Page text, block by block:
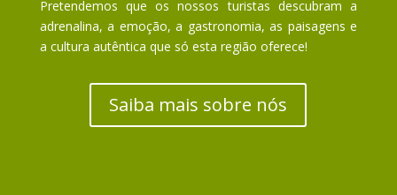
Pretendemos que os nossos turistas descubram a
adrenalina, a emoção, a gastronomia, as paisagens e
a cultura autêntica que só esta região oferece!
Saiba mais sobre nós